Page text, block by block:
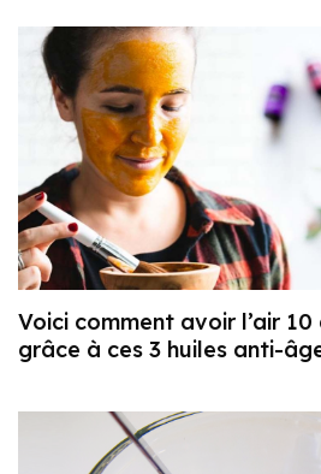
Voici comment avoir l’air 10
grâce à ces 3 huiles anti-